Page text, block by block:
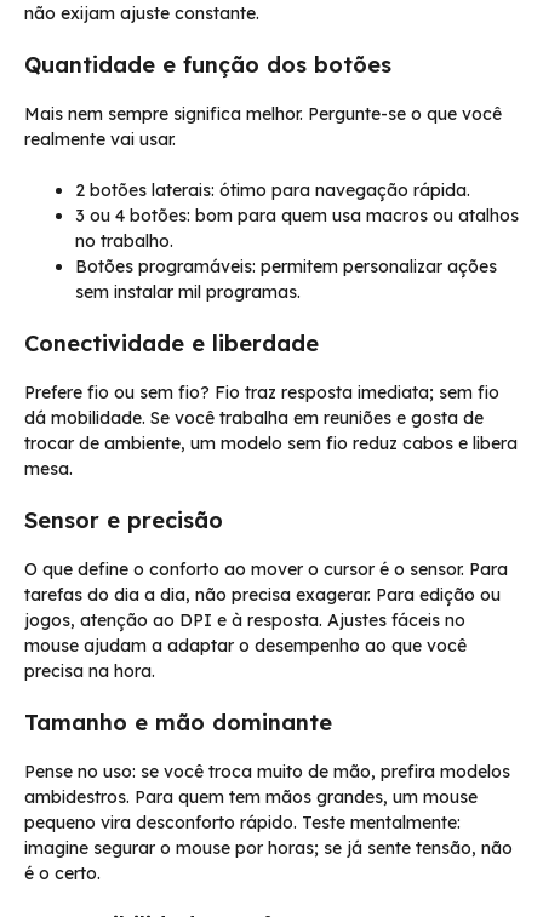
não exijam ajuste constante.
Quantidade e função dos botões
Mais nem sempre significa melhor. Pergunte-se o que você
realmente vai usar.
2 botões laterais: ótimo para navegação rápida.
3 ou 4 botões: bom para quem usa macros ou atalhos
no trabalho.
Botões programáveis: permitem personalizar ações
sem instalar mil programas.
Conectividade e liberdade
Prefere fio ou sem fio? Fio traz resposta imediata; sem fio
dá mobilidade. Se você trabalha em reuniões e gosta de
trocar de ambiente, um modelo sem fio reduz cabos e libera
mesa.
Sensor e precisão
O que define o conforto ao mover o cursor é o sensor. Para
tarefas do dia a dia, não precisa exagerar. Para edição ou
jogos, atenção ao DPI e à resposta. Ajustes fáceis no
mouse ajudam a adaptar o desempenho ao que você
precisa na hora.
Tamanho e mão dominante
Pense no uso: se você troca muito de mão, prefira modelos
ambidestros. Para quem tem mãos grandes, um mouse
pequeno vira desconforto rápido. Teste mentalmente:
imagine segurar o mouse por horas; se já sente tensão, não
é o certo.